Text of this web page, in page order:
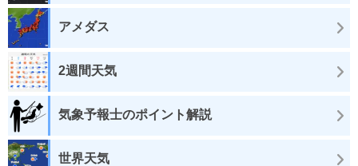
アメダス
2週間天気
気象予報士のポイント解説
世界天気